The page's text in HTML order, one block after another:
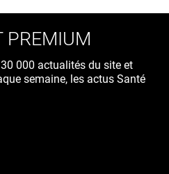
PREMIUM
000 actualités du site et
semaine, les actus Santé